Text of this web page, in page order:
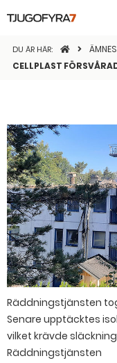
DU ÄR HÄR: STARTSIDAN
CELLPLAST
Räddningstjänsten
Senare upptäcktes
vilket krävde
Räddningstjänsten